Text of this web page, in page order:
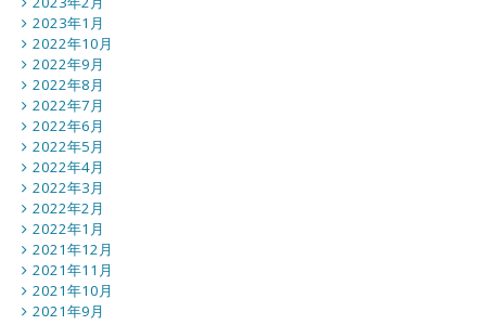
2023年1月
2022年10月
2022年9月
2022年8月
2022年7月
2022年6月
2022年5月
2022年4月
2022年3月
2022年2月
2022年1月
2021年12月
2021年11月
2021年10月
2021年9月